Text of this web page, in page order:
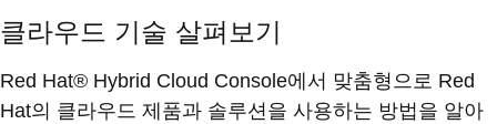
클라우드 기술 살펴보기
Red Hat® Hybrid Cloud Console에서 맞춤형으로 Red
Hat의 클라우드 제품과 솔루션을 사용하는 방법을 알아